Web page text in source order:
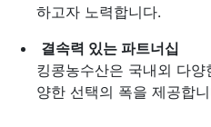
하고자 노력합니다.
결속력 있는 파트너십
킹콩농수산은 국내외 다
양한 선택의 폭을 제공합